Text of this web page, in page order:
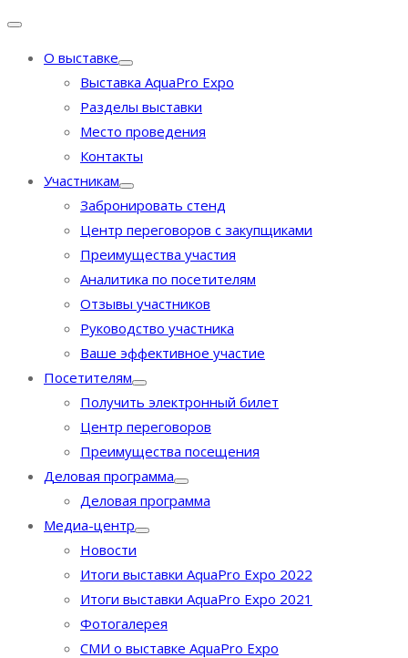
О выставке
Выставка AquaPro Expo
Разделы выставки
Место проведения
Контакты
Участникам
Забронировать стенд
Центр переговоров с закупщиками
Преимущества участия
Аналитика по посетителям
Отзывы участников
Руководство участника
Ваше эффективное участие
Посетителям
Получить электронный билет
Центр переговоров
Преимущества посещения
Деловая программа
Деловая программа
Медиа-центр
Новости
Итоги выставки AquaPro Expo 2022
Итоги выставки AquaPro Expo 2021
Фотогалерея
СМИ о выставке AquaPro Expo